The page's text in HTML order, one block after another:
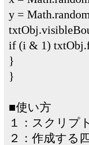
y =
if (i & 1)
}
}
■使い方
１：スクリプ
２：作成する